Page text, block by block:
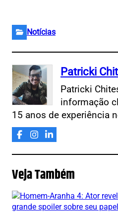
Notícias
Patricki
Patricki
informação
15 anos de experiência
Veja Também